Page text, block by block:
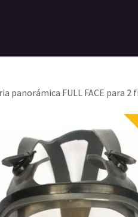
panorámica FULL FACE para